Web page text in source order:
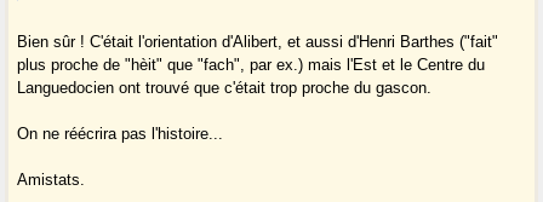
Bien sûr ! C'était l'orientation d'Alibert, et aussi d'Henri Barthes ("fait"
plus proche de "hèit" que "fach", par ex.) mais l'Est et le Centre du
Languedocien ont trouvé que c'était trop proche du gascon.
On ne réécrira pas l'histoire...
Amistats.